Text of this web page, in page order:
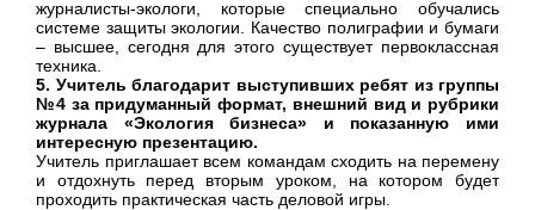
журналисты-экологи, которые специально обучались
системе защиты экологии. Качество полиграфии и бумаги
– высшее, сегодня для этого существует первоклассная
техника.
5. Учитель благодарит выступивших ребят из группы
№4 за придуманный формат, внешний вид и рубрики
журнала «Экология бизнеса» и показанную ими
интересную презентацию.
Учитель приглашает всем командам сходить на перемену
и отдохнуть перед вторым уроком, на котором будет
проходить практическая часть деловой игры.